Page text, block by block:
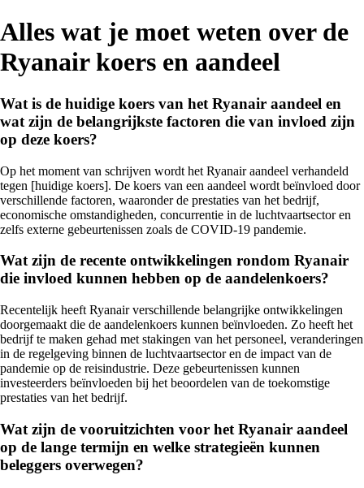
Alles wat je moet weten over de
Ryanair koers en aandeel
Wat is de huidige koers van het Ryanair aandeel en
wat zijn de belangrijkste factoren die van invloed zijn
op deze koers?
Op het moment van schrijven wordt het Ryanair aandeel verhandeld
tegen [huidige koers]. De koers van een aandeel wordt beïnvloed door
verschillende factoren, waaronder de prestaties van het bedrijf,
economische omstandigheden, concurrentie in de luchtvaartsector en
zelfs externe gebeurtenissen zoals de COVID-19 pandemie.
Wat zijn de recente ontwikkelingen rondom Ryanair
die invloed kunnen hebben op de aandelenkoers?
Recentelijk heeft Ryanair verschillende belangrijke ontwikkelingen
doorgemaakt die de aandelenkoers kunnen beïnvloeden. Zo heeft het
bedrijf te maken gehad met stakingen van het personeel, veranderingen
in de regelgeving binnen de luchtvaartsector en de impact van de
pandemie op de reisindustrie. Deze gebeurtenissen kunnen
investeerders beïnvloeden bij het beoordelen van de toekomstige
prestaties van het bedrijf.
Wat zijn de vooruitzichten voor het Ryanair aandeel
op de lange termijn en welke strategieën kunnen
beleggers overwegen?